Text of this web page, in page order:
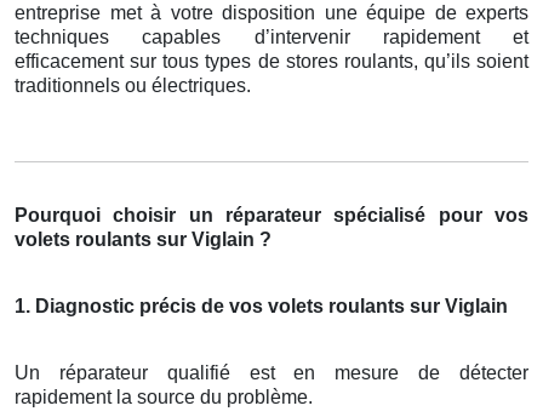
entreprise met à votre disposition une équipe de experts
techniques capables d’intervenir rapidement et
efficacement sur tous types de stores roulants, qu’ils soient
traditionnels ou électriques.
Pourquoi choisir un réparateur spécialisé pour vos
volets roulants sur Viglain ?
1. Diagnostic précis de vos volets roulants sur Viglain
Un réparateur qualifié est en mesure de détecter
rapidement la source du problème.